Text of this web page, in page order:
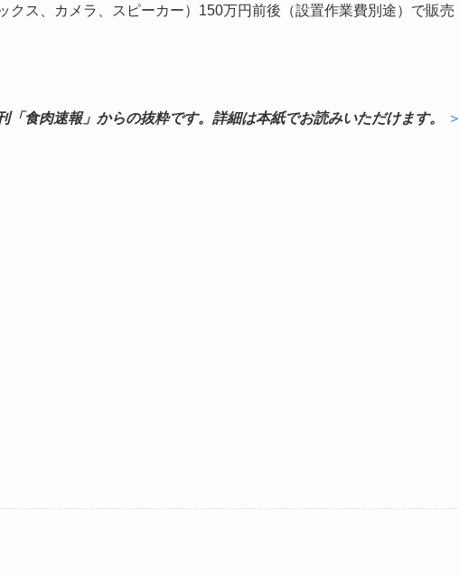
クス、カメラ、スピーカー）150万円前後（設置作業費別途）で販売
食肉速報」からの抜粋です。詳細は本紙でお読みいただけます。
＞